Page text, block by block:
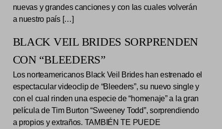
nuevas y grandes canciones y con las cuales volverán
a nuestro país […]
BLACK VEIL BRIDES SORPRENDEN
CON “BLEEDERS”
Los norteamericanos Black Veil Brides han estrenado el
espectacular videoclip de “Bleeders”, su nuevo single y
con el cual rinden una especie de “homenaje” a la gran
película de Tim Burton “Sweeney Todd”, sorprendiendo
a propios y extraños. TAMBIÉN TE PUEDE